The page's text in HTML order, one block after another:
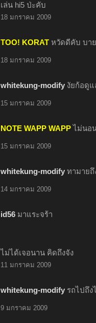
เล่น hi5 ป่ะคับ
18 มกราคม 2009
TOO! KORAT หวัดดีคับ บา
18 มกราคม 2009
whitekung-modify งัยก้อดู
15 มกราคม 2009
NOTE WAPP WAPP ไม่นอ
15 มกราคม 2009
whitekung-modify ทามายถึ
14 มกราคม 2009
id56 มาแระจร้า
ไม่ได้เจอนาน คิดถึงจัง
11 มกราคม 2009
whitekung-modify รถไปถึง
9 มกราคม 2009